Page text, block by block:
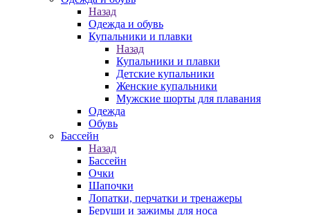
Назад
Одежда и обувь
Купальники и плавки
Назад
Купальники и плавки
Детские купальники
Женские купальники
Мужские шорты для плавания
Одежда
Обувь
Бассейн
Назад
Бассейн
Очки
Шапочки
Лопатки, перчатки и тренажеры
Беруши и зажимы для носа